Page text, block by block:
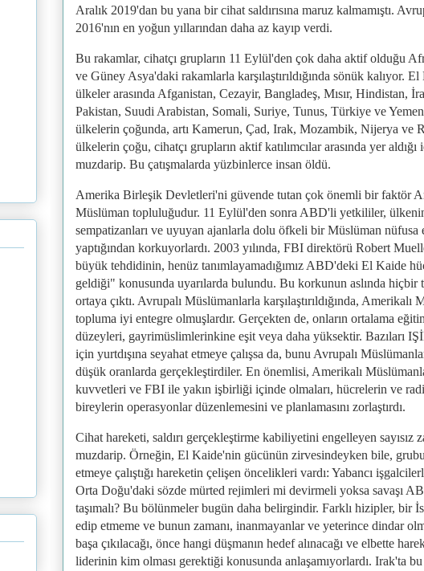
Aralık 2019'dan bu yana bir cihat saldırısına maruz kalmamıştı.
2016'nın en yoğun yıllarından daha az kayıp verdi.
Bu rakamlar, cihatçı grupların 11 Eylül'den çok daha aktif olduğu
ve Güney Asya'daki rakamlarla karşılaştırıldığında sönük kalıyor.
ülkeler arasında Afganistan, Cezayir, Bangladeş, Mısır, Hindistan,
Pakistan, Suudi Arabistan, Somali, Suriye, Tunus, Türkiye ve
ülkelerin çoğunda, artı Kamerun, Çad, Irak, Mozambik, Nijerya ve
ülkelerin çoğu, cihatçı grupların aktif katılımcılar arasında yer aldığı
muzdarip. Bu çatışmalarda yüzbinlerce insan öldü.
Amerika Birleşik Devletleri'ni güvende tutan çok önemli bir faktör
Müslüman topluluğudur. 11 Eylül'den sonra ABD'li yetkililer,
sempatizanları ve uyuyan ajanlarla dolu öfkeli bir Müslüman nüfusa
yaptığından korkuyorlardı. 2003 yılında, FBI direktörü Robert
büyük tehdidinin, henüz tanımlayamadığımız ABD'deki El Kaide
geldiği" konusunda uyarılarda bulundu. Bu korkunun aslında hiçbir
ortaya çıktı. Avrupalı ​​Müslümanlarla karşılaştırıldığında, Amerikalı
topluma iyi entegre olmuşlardır. Gerçekten de, onların ortalama
düzeyleri, gayrimüslimlerinkine eşit veya daha yüksektir. Bazıları
için yurtdışına seyahat etmeye çalışsa da, bunu Avrupalı
düşük oranlarda gerçekleştirdiler. En önemlisi, Amerikalı
kuvvetleri ve FBI ile yakın işbirliği içinde olmaları, hücrelerin ve
bireylerin operasyonlar düzenlemesini ve planlamasını zorlaştırdı.
Cihat hareketi, saldırı gerçekleştirme kabiliyetini engelleyen sayısız
muzdarip. Örneğin, El Kaide'nin gücünün zirvesindeyken bile,
etmeye çalıştığı hareketin çelişen öncelikleri vardı: Yabancı
Orta Doğu'daki sözde mürted rejimleri mi devirmeli yoksa savaşı
taşımalı? Bu bölünmeler bugün daha belirgindir. Farklı hizipler, bir
edip etmeme ve bunun zamanı, inanmayanlar ve yeterince dindar
başa çıkılacağı, önce hangi düşmanın hedef alınacağı ve elbette
liderinin kim olması gerektiği konusunda anlaşamıyorlardı. Irak'ta bu